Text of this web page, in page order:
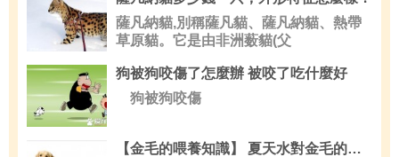
薩凡納貓,別稱薩凡貓、薩凡納貓、熱帶
草原貓。它是由非洲薮貓(父
狗被狗咬傷了怎麼辦 被咬了吃什麼好
狗被狗咬傷
【金毛的喂養知識】 夏天水對金毛的重要性